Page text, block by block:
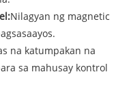
Nilagyan ng magnetic
na katumpakan na
sa mahusay kontrol